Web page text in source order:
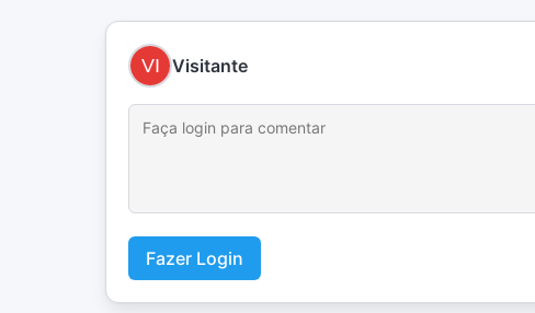
Visitante
Fazer Login